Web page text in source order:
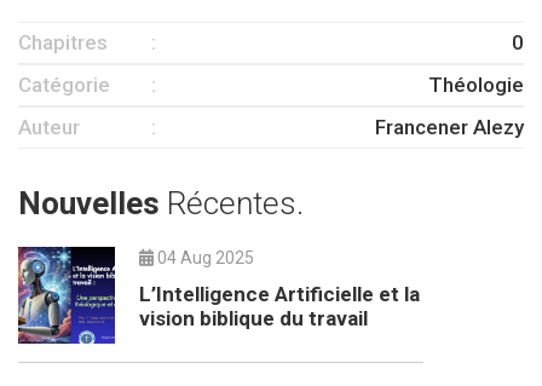
Chapitres
0
Catégorie
Théologie
Auteur
Francener Alezy
Nouvelles Récentes.
04 Aug 2025
L’Intelligence Artificielle et la
vision biblique du travail